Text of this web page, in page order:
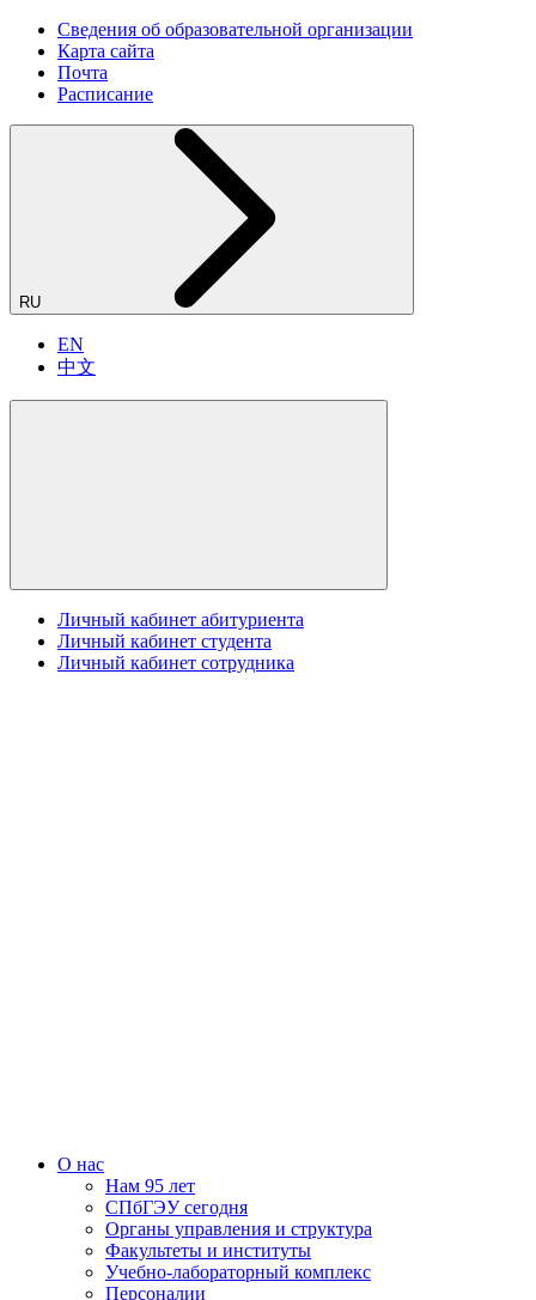
Сведения об образовательной организации
Карта сайта
Почта
Расписание
RU
EN
中文
Личный кабинет абитуриента
Личный кабинет студента
Личный кабинет сотрудника
О нас
Нам 95 лет
СПбГЭУ сегодня
Органы управления и структура
Факультеты и институты
Учебно-лабораторный комплекс
Персоналии